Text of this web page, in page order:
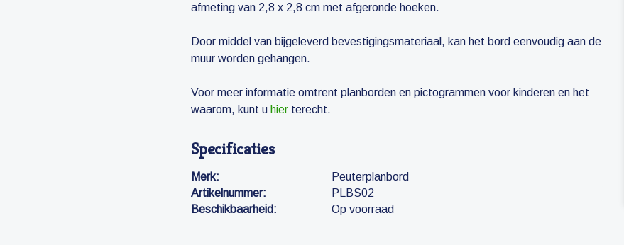
afmeting van 2,8 x 2,8 cm met afgeronde hoeken.
Door middel van bijgeleverd bevestigingsmateriaal, kan het bord eenvoudig aan de
muur worden gehangen.
Voor meer informatie omtrent planborden en pictogrammen voor kinderen en het
waarom, kunt u hier terecht.
Specificaties
Merk:
Peuterplanbord
Artikelnummer:
PLBS02
Beschikbaarheid:
Op voorraad